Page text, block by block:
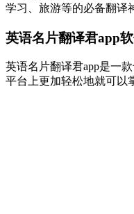
学习、旅游等的必备翻译
英语名片翻译君app
英语名片翻译君app是一
平台上更加轻松地就可以